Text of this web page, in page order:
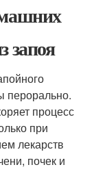
запоя
перорально.
процесс
при
лекарств
почек и